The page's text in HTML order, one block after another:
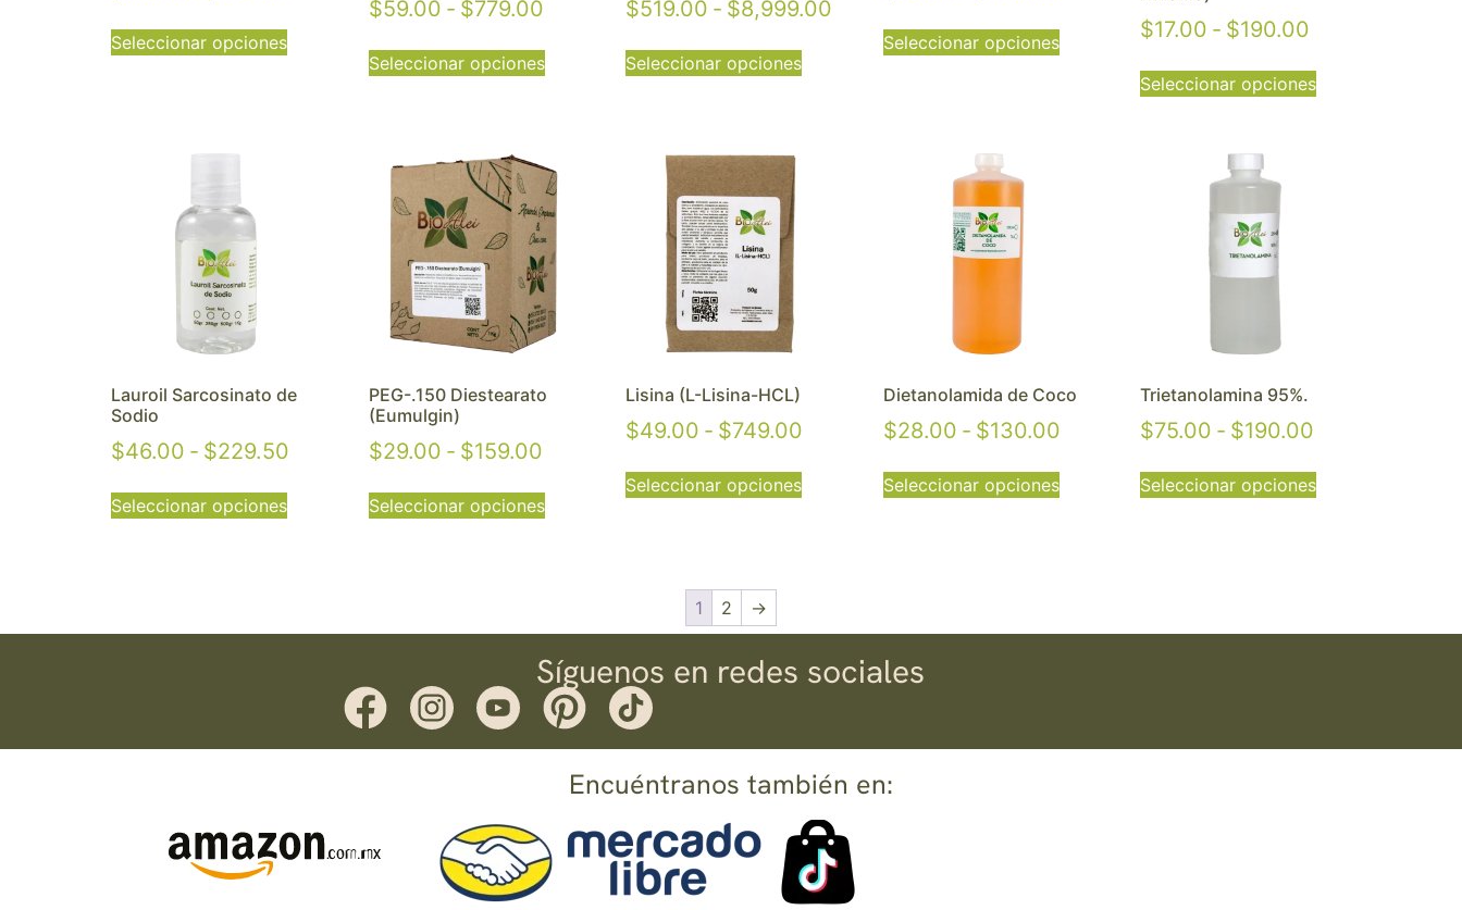
Seleccionar opciones
$59.00 - $779.00
Seleccionar opciones
$519.00 - $8,999.00
Seleccionar opciones
Seleccionar opciones $17.00 - $190.00
Seleccionar opciones
Lauroil Sarcosinato de
Sodio
$46.00 - $229.50
Seleccionar opciones
PEG-.150 Diestearato
(Eumulgin)
$29.00 - $159.00
Seleccionar opciones
Lisina (L-Lisina-HCL)
$49.00 - $749.00
Seleccionar opciones
Dietanolamida de Coco
$28.00 - $130.00
Seleccionar opciones
Trietanolamina 95%.
$75.00 - $190.00
Seleccionar opciones
1 2 →
Síguenos en redes sociales
Encuéntranos también en: